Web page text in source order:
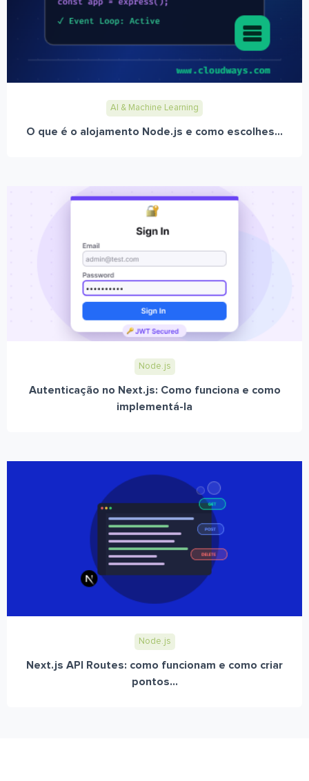
AI & Machine Learning
O que é o alojamento Node.js e como escolhes...
Node.js
Autenticação no Next.js: Como funciona e como
implementá-la
Node.js
Next.js API Routes: como funcionam e como criar
pontos...